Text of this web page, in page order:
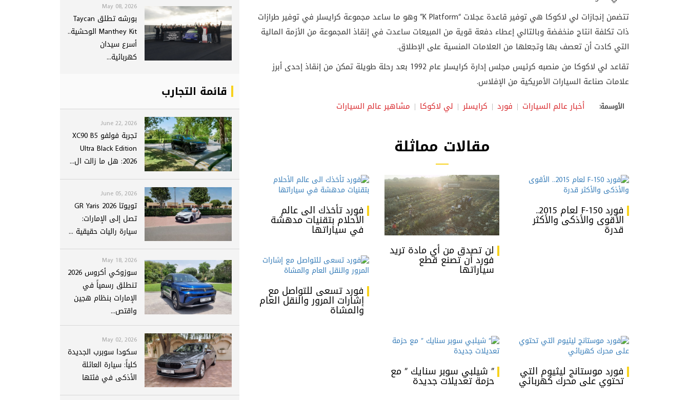
تتضمن إنجازات لي لاكوكا هي توفير قاعدة عجلات “K Platform” وهو ما ساعد مجموعة كرايسلر في توفير طرازات
ذات تكلفة انتاج منخفضة وبالتالي إعطاء دفعة قوية من المبيعات ساعدت في إنقاذ المجموعة من الأزمة المالية
التي كادت أن تعصف بها وتجعلها من العلامات المنسية على الإطلاق.
تقاعد لي لاكوكا من منصبه كرئيس مجلس إدارة كرايسلر عام 1992 بعد رحلة طويلة تمكن من إنقاذ إحدى أبرز
علامات صناعة السيارات الأمريكية من الإفلاس.
الأوسمة: أخبار عالم السيارات فورد كرايسلر لي لاكوكا مشاهير عالم السيارات
مقالات مماثلة
فورد F-150 لعام 2015..
الأقوى والأذكى والأكثر
قدرة
لن تصدق من أي مادة تريد
فورد أن تصنع قطع
سياراتها
فورد تأخذك الى عالم
الأحلام بتقنيات مدهشة
في سياراتها
فورد تسعى للتواصل مع
إشارات المرور والنقل العام
والمشاة
فورد موستانج ليثيوم التي
تحتوي على محرك كهربائي
” شيلبي سوبر سنايك ” مع
حزمة تعديلات جديدة
May 08, 2026
بورشه تطلق Taycan
Manthey Kit الوحشية..
أسرع سيدان
كهربائية...
قائمة التجارب
June 22, 2026
تجربة فولفو XC90 B5
Ultra Black Edition
2026: هل ما زالت ال...
June 05, 2026
تويوتا GR Yaris 2026
تصل إلى الإمارات:
سيارة راليات حقيقية ...
May 18, 2026
سوزوكي أكروس 2026
تنطلق رسمياً في
الإمارات بنظام هجين
واقتص...
May 02, 2026
سكودا سوبرب الجديدة
كلياً: سيارة العائلة
الأذكى في فئتها